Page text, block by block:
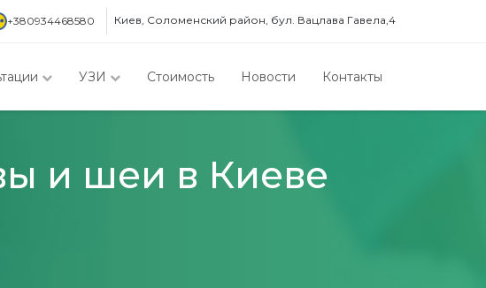
+380934468580 Киев, Соломенский район, бул. Вацлава Гавела,4
УЗИ Стоимость Новости Контакты
и шеи в Киеве